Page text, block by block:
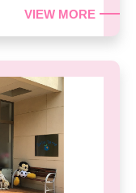
VIEW MORE